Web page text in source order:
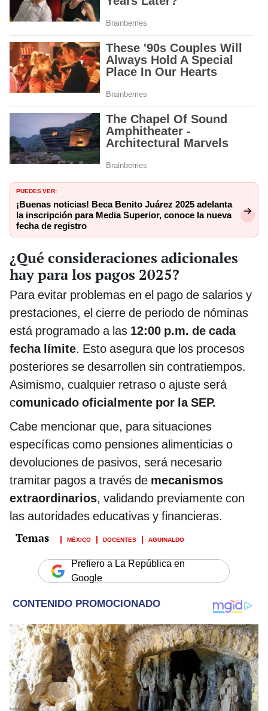
PUEDES VER:
¡Buenas noticias! Beca Benito Juárez 2025 adelanta
la inscripción para Media Superior, conoce la nueva
fecha de registro
¿Qué consideraciones adicionales
hay para los pagos 2025?
Para evitar problemas en el pago de salarios y
prestaciones, el cierre de periodo de nóminas
está programado a las 12:00 p.m. de cada
fecha límite. Esto asegura que los procesos
posteriores se desarrollen sin contratiempos.
Asimismo, cualquier retraso o ajuste será
comunicado oficialmente por la SEP.
Cabe mencionar que, para situaciones
específicas como pensiones alimenticias o
devoluciones de pasivos, será necesario
tramitar pagos a través de mecanismos
extraordinarios, validando previamente con
las autoridades educativas y financieras.
MÉXICO DOCENTES AGUINALDO
Prefiero a La República en
Google